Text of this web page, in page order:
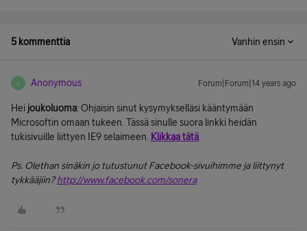
5 kommenttia Vanhin ensin
A Anonymous Forum|Forum|14 years ago
Hei joukoluoma: Ohjaisin sinut kysymykselläsi kääntymään
Microsoftin omaan tukeen. Tässä sinulle suora linkki heidän
tukisivuille liittyen IE9 selaimeen.
Klikkaa tätä
Ps. Olethan sinäkin jo tutustunut Facebook-sivuihimme ja liittynyt
tykkääjiin?http://www.facebook.com/sonera